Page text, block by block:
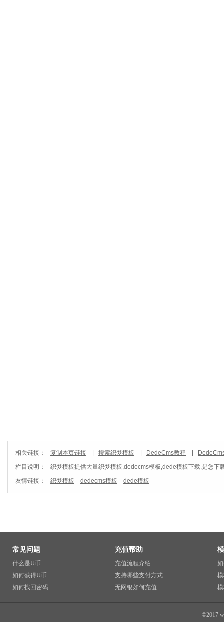
相关链接： 复制本页链接 搜索织梦模板 DedeCms教程
栏目说明：
织梦模板提供大量织梦模板,dedecms模板,dede模板下载,是您
友情链接：
织梦模板 dedecms模板 dede模板
常见问题
什么是U币
如何获得U币
如何找回密码
充值帮助
充值流程介绍
支持哪些支付方式
无网银如何充值
©2017